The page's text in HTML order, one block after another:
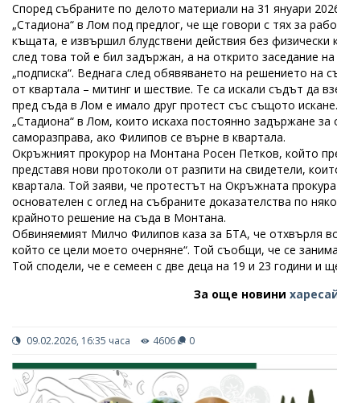
Според събраните по делото материали на 31 януари
„Стадиона“ в Лом под предлог, че ще говори с тях за
къщата, е извършил блудствени действия без
след това той е бил задържан, а на открито заседание
„подписка“. Веднага след обявяването на решението на
от квартала – митинг и шествие. Те са искали съдът да
пред съда в Лом е имало друг протест със същото
„Стадиона“ в Лом, които искаха постоянно задържане
саморазправа, ако Филипов се върне в квартала.
Окръжният прокурор на Монтана Росен Петков, който
представя нови протоколи от разпити на свидетели,
квартала. Той заяви, че протестът на Окръжната
основателен с оглед на събраните доказателства по
крайното решение на съда в Монтана.
Обвиняемият Милчо Филипов каза за БТА, че отхвърля
който се цели моето очерняне“. Той съобщи, че се
Той сподели, че е семеен с две деца на 19 и 23 години и
За още новини
09.02.2026, 16:35 часа 4606 0